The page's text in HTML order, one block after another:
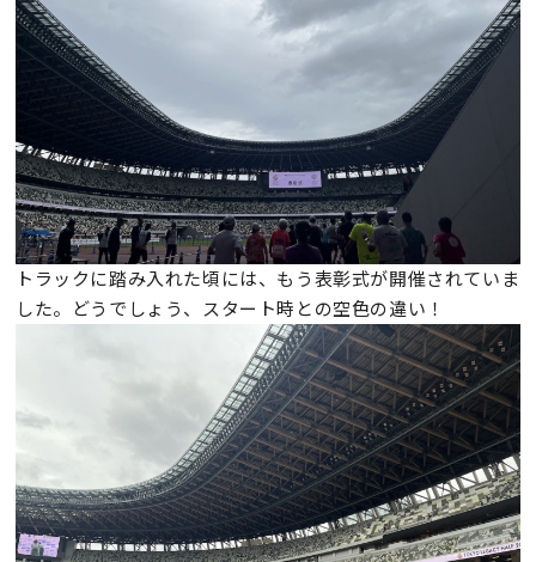
トラックに踏み入れた頃には、もう表彰式が開催されていま
した。どうでしょう、スタート時との空色の違い！